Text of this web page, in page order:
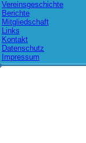
Vereinsgeschichte
Berichte
Mitgliedschaft
Links
Kontakt
Datenschutz
Impressum